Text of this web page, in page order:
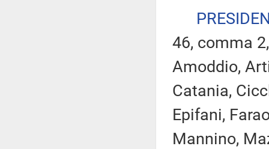
46, comma
Amoddio,
Catania,
Epifani,
Mannino,